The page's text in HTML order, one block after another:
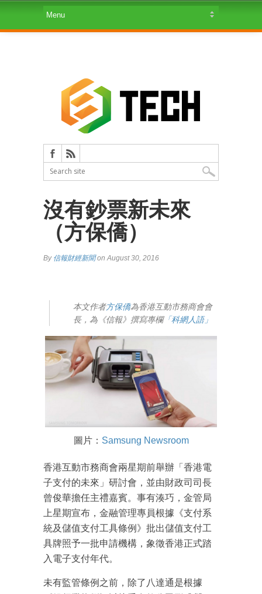
沒有鈔票新未來
（方保僑）
By 信報財經新聞on August 30, 2016
本文作者方保僑為香港互動市務商會會
長，為《信報》撰寫專欄「科網人語」
圖片： Samsung Newsroom
香港互動市務商會兩星期前舉辦「香港電
子支付的未來」研討會，並由財政司司長
曾俊華擔任主禮嘉賓。事有湊巧，金管局
上星期宣布，金融管理專員根據《支付系
統及儲值支付工具條例》批出儲值支付工
具牌照予一批申請機構，象徵香港正式踏
入電子支付年代。
未有監管條例之前，除了八達通是根據